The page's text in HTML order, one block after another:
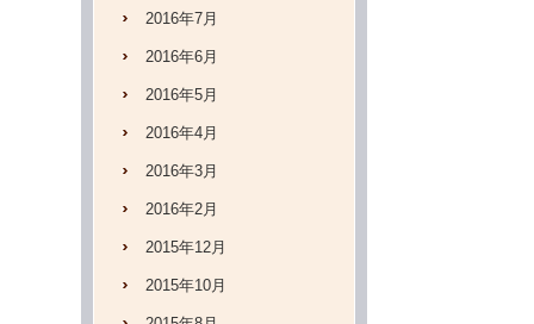
2016年7月
2016年6月
2016年5月
2016年4月
2016年3月
2016年2月
2015年12月
2015年10月